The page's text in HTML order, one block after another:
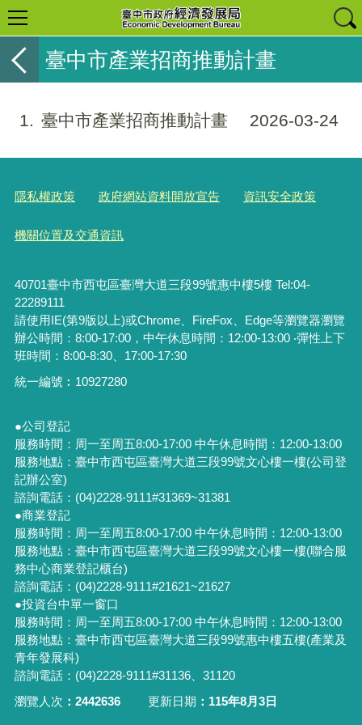
臺中市產業招商推動計畫
1 臺中市產業招商推動計畫 2026-03-24
隱私權政策 政府網站資料開放宣告 資訊安全政策
機關位置及交通資訊
40701臺中市西屯區臺灣大道三段99號惠中樓5樓 Tel:04-
22289111
請使用IE(第9版以上)或Chrome、FireFox、Edge等瀏覽器瀏覽
辦公時間：8:00-17:00，中午休息時間：12:00-13:00 ‧彈性上下
班時間：8:00-8:30、17:00-17:30
統一編號︰ 10927280
●公司登記
服務時間：周一至周五8:00-17:00 中午休息時間：12:00-13:00
服務地點：臺中市西屯區臺灣大道三段99號文心樓一樓(公司登
記辦公室)
諮詢電話：(04)2228-9111#31369~31381
●商業登記
服務時間：周一至周五8:00-17:00 中午休息時間：12:00-13:00
服務地點：臺中市西屯區臺灣大道三段99號文心樓一樓(聯合服
務中心商業登記櫃台)
諮詢電話：(04)2228-9111#21621~21627
●投資台中單一窗口
服務時間：周一至周五8:00-17:00 中午休息時間：12:00-13:00
服務地點：臺中市西屯區臺灣大道三段99號惠中樓五樓(產業及
青年發展科)
諮詢電話：(04)2228-9111#31136、31120
瀏覽人次
2442636 更新日期 115年8月3日